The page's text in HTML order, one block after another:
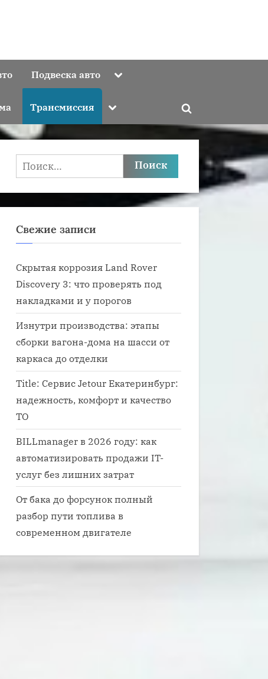
Подвеска авто Toggle
Трансмиссия Toggle
menu
Toggle
search
Найти:
Свежие записи
Скрытая коррозия Land Rover
Discovery 3: что проверять под
накладками и у порогов
Изнутри производства: этапы
сборки вагона-дома на шасси от
каркаса до отделки
Title: Сервис Jetour Екатеринбург:
надежность, комфорт и качество
ТО
BILLmanager в 2026 году: как
автоматизировать продажи IT-
услуг без лишних затрат
От бака до форсунок полный
разбор пути топлива в
современном двигателе